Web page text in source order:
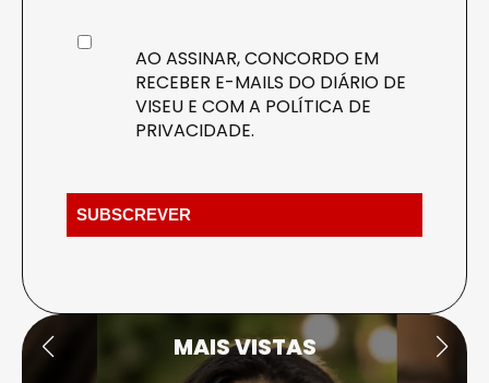
AO ASSINAR, CONCORDO EM
RECEBER E-MAILS DO DIÁRIO DE
VISEU E COM A POLÍTICA DE
PRIVACIDADE.
MAIS VISTAS